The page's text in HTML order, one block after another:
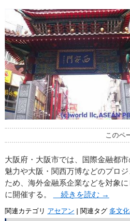
このペ
大阪府・大阪市では、国際金融都
魅力や大阪・関西万博などのプロ
ため、海外金融系企業などを対象
に開催する。
続きを読む →
関連カテゴリ アセアン | 関連タグ 多文